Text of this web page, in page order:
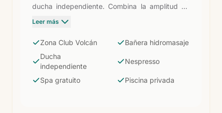
ducha independiente. Combina la amplitud de
una suite con todos los privilegios exclusivos del
gratuito, piscina privada con servicio de
La Vegueta, tea time y mixology, camas
balinesas, parking privado y −10% en
restauración. Para parejas que quieren la
Leer más
Zona Club Volcán
Bañera hidromasaje
Ducha
independiente
Nespresso
Spa gratuito Piscina privada